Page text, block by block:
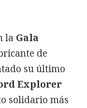
la Gala
de
su último
Explorer
solidario más